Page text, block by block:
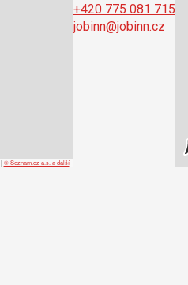
| © Seznam.cz a.s. a další
+420 775 081 715
jobinn@jobinn.cz